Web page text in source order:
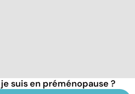
suis en préménopause ?